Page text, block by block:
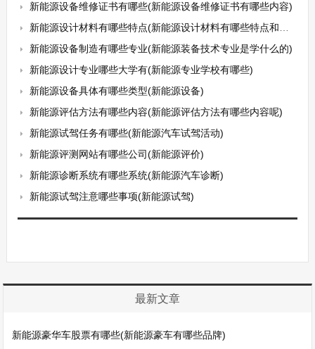
新能源设备维修证书有哪些(新能源设备维修证书有哪些内容)
新能源设计材料有哪些特点(新能源设计材料有哪些特点和用途)
新能源设备制造有哪些专业(新能源装备技术专业是学什么的)
新能源设计专业哪些大学有(新能源专业学校有哪些)
新能源设备具体有哪些类型(新能源设备)
新能源评估方法有哪些内容(新能源评估方法有哪些内容呢)
新能源试驾任务有哪些(新能源汽车试驾活动)
新能源评测网站有哪些公司(新能源评价)
新能源诊断系统有哪些系统(新能源汽车诊断)
新能源试驾注意哪些事项(新能源试驾)
最新文章
新能源豪华车股票有哪些(新能源豪车有哪些品牌)